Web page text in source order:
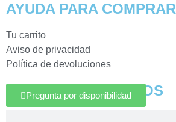
AYUDA PARA COMPRAR
Tu carrito
Aviso de privacidad
Política de devoluciones
BUSCAR PRODUCTOS
Pregunta por disponibilidad